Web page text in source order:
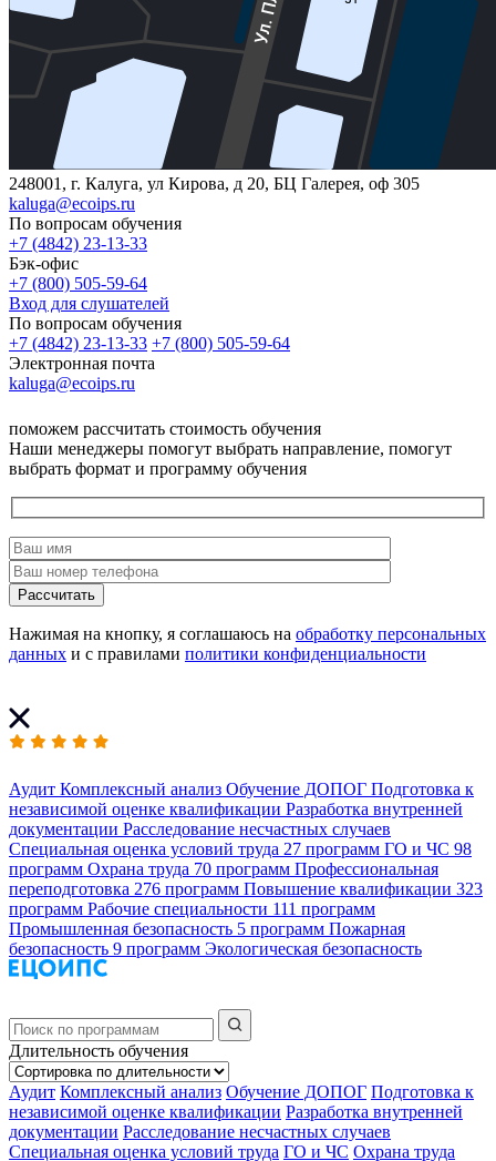
248001, г. Калуга, ул Кирова, д 20, БЦ Галерея, оф 305
kaluga@ecoips.ru
По вопросам обучения
+7 (4842) 23-13-33
Бэк-офис
+7 (800) 505-59-64
Вход для слушателей
По вопросам обучения
+7 (4842) 23-13-33 +7 (800) 505-59-64
Электронная почта
kaluga@ecoips.ru
поможем рассчитать стоимость обучения
Наши менеджеры помогут выбрать направление, помогут
выбрать формат и программу обучения
Рассчитать
Нажимая на кнопку, я соглашаюсь на обработку персональных
данных и с правилами политики конфиденциальности
Аудит Комплексный анализ Обучение ДОПОГ Подготовка к
независимой оценке квалификации Разработка внутренней
документации Расследование несчастных случаев
Специальная оценка условий труда 27 программ ГО и ЧС 98
программ Охрана труда 70 программ Профессиональная
переподготовка 276 программ Повышение квалификации 323
программ Рабочие специальности 111 программ
Промышленная безопасность 5 программ Пожарная
безопасность 9 программ Экологическая безопасность
Длительность обучения
Аудит Комплексный анализ Обучение ДОПОГ Подготовка к
независимой оценке квалификации Разработка внутренней
документации Расследование несчастных случаев
Специальная оценка условий труда ГО и ЧС Охрана труда